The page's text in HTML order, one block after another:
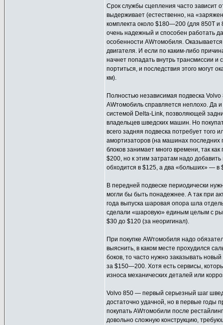
Срок службы сцепления часто зависит
выдерживает (естественно, на
комплекта около $180—200 (для 850T
очень надежный и способен работать
особенности AWтомобиля.
двигателя. И если по каким-либо
начнет попадать внутрь трансмиссии и
портиться, и последствия этого могут
км).
Полностью независимая подвеска
AWтомобиль справляется неплохо. Да
системой Delta-Link, позволяющей
владельцев шведских машин. Но
всего задняя подвеска потребует
амортизаторов (на машинах последних
блоков занимает много времени, так
$200, но к этим затратам надо
обходится в $125, а два «больших» —
В передней подвеске периодически
могли бы быть понадежнее. А так при
года выпуска шаровая опора шла
сделали «шаровую» единым целым с
$30 до $120 (за неоригинал).
При покупке AWтомобиля надо
выяснить, в каком месте прохудился
боков, то часто нужно заказывать
за $150—200. Хотя есть сервисы,
износа механических деталей или
Volvo 850 — первый серьезный шаг
достаточно удачной, но в первые годы
покупать AWтомобили после
довольно сложную конструкцию,